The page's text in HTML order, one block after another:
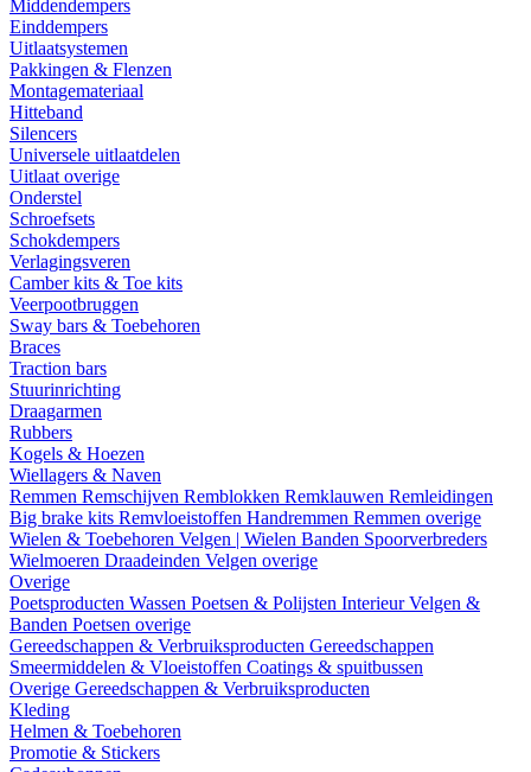
Middendempers
Einddempers
Uitlaatsystemen
Pakkingen & Flenzen
Montagemateriaal
Hitteband
Silencers
Universele uitlaatdelen
Uitlaat overige
Onderstel
Schroefsets
Schokdempers
Verlagingsveren
Camber kits & Toe kits
Veerpootbruggen
Sway bars & Toebehoren
Braces
Traction bars
Stuurinrichting
Draagarmen
Rubbers
Kogels & Hoezen
Wiellagers & Naven
Remmen Remschijven Remblokken Remklauwen Remleidingen
Big brake kits Remvloeistoffen Handremmen Remmen overige
Wielen & Toebehoren Velgen | Wielen Banden Spoorverbreders
Wielmoeren Draadeinden Velgen overige
Overige
Poetsproducten Wassen Poetsen & Polijsten InterieurVelgen &
Banden Poetsen overige
Gereedschappen & Verbruiksproducten Gereedschappen
Smeermiddelen & Vloeistoffen Coatings & spuitbussen
Overige Gereedschappen & Verbruiksproducten
Kleding
Helmen & Toebehoren
Promotie & Stickers